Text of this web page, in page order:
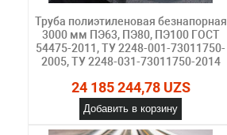
Труба полиэтиленовая безнапорная
3000 мм ПЭ63, ПЭ80, ПЭ100 ГОСТ
54475-2011, ТУ 2248-001-73011750-
2005, ТУ 2248-031-73011750-2014
24 185 244,78 UZS
Добавить в корзину